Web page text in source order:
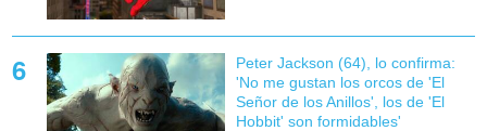
Peter Jackson (64), lo confirma:
'No me gustan los orcos de 'El
Señor de los Anillos', los de 'El
Hobbit' son formidables'